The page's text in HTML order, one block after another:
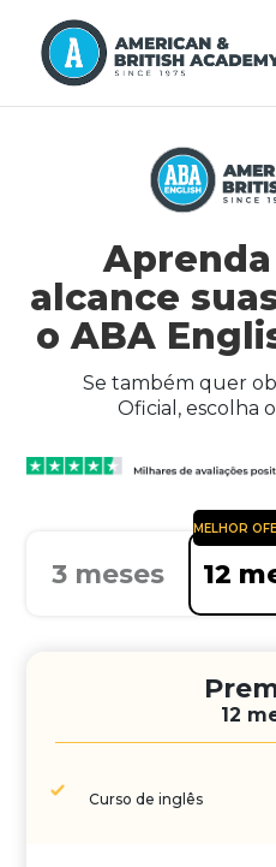
alcance
o ABA
Se também quer
Oficial, escolha o
3 meses 12
12
Curso de inglês